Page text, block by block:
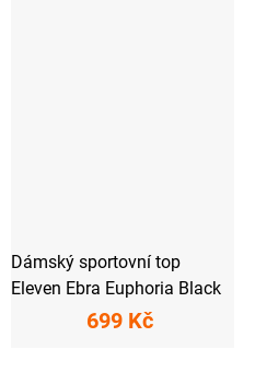
Dámský sportovní top
Eleven Ebra Euphoria Black
699 Kč